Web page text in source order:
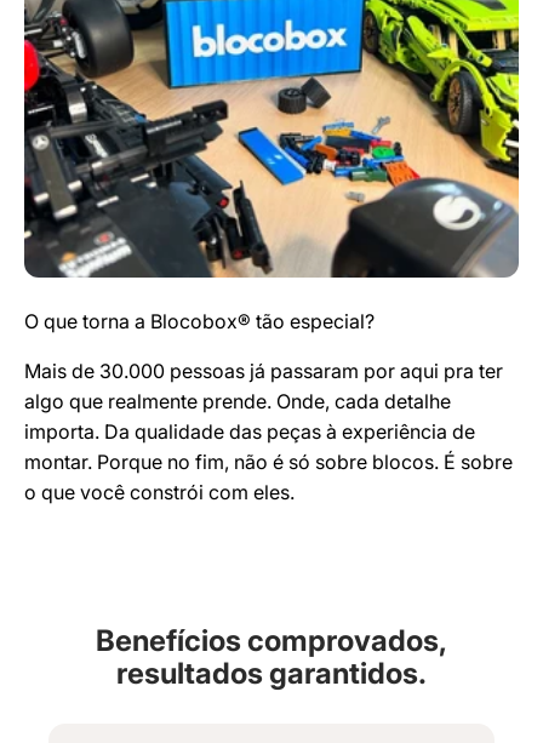
O que torna a Blocobox® tão especial?
Mais de 30.000 pessoas já passaram por aqui pra ter
algo que realmente prende. Onde, cada detalhe
importa. Da qualidade das peças à experiência de
montar. Porque no fim, não é só sobre blocos. É sobre
o que você constrói com eles.
Benefícios comprovados,
resultados garantidos.